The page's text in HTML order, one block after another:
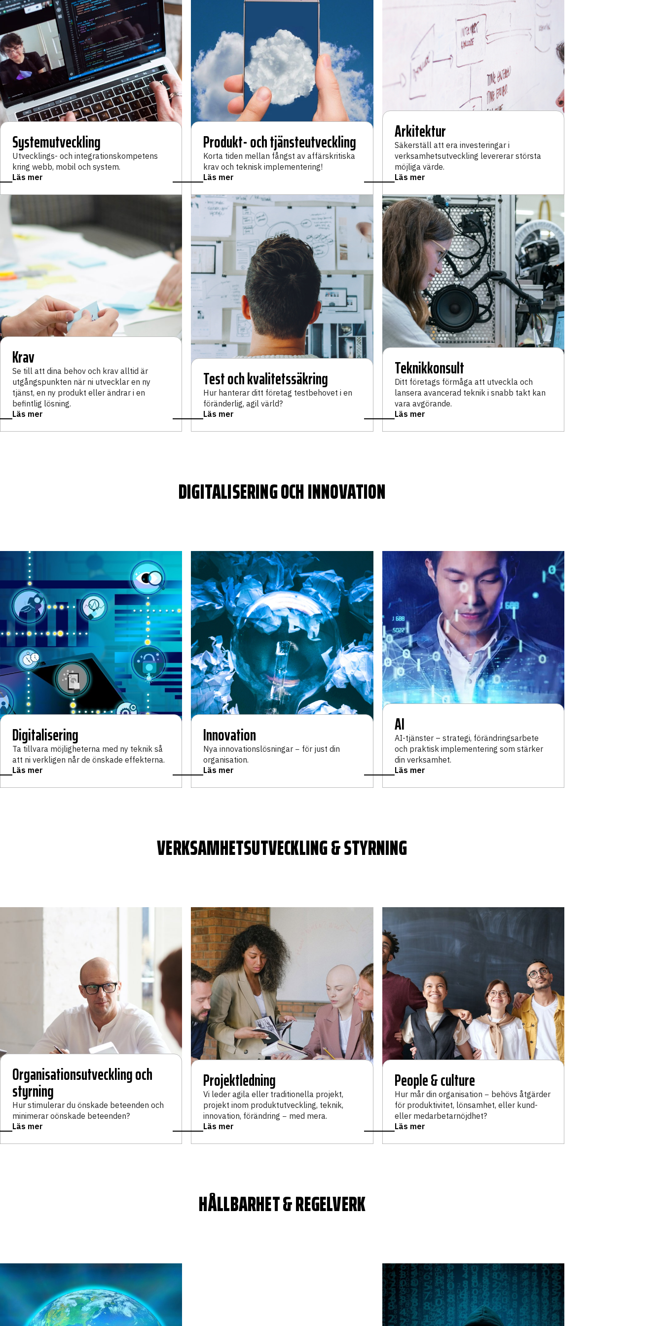
Systemutveckling
Utvecklings- och integrationskompetens
kring webb, mobil och system.
Läs mer
Produkt- och tjänsteutveckling
Korta tiden mellan fångst av affärskritiska
krav och teknisk implementering!
Läs mer
Arkitektur
Säkerställ att era investeringar i
verksamhetsutveckling levererar största
möjliga värde.
Läs mer
Krav
Se till att dina behov och krav alltid är
utgångspunkten när ni utvecklar en ny
tjänst, en ny produkt eller ändrar i en
befintlig lösning.
Läs mer
Test och kvalitetssäkring
Hur hanterar ditt företag testbehovet i en
föränderlig, agil värld?
Läs mer
Teknikkonsult
Ditt företags förmåga att utveckla och
lansera avancerad teknik i snabb takt kan
vara avgörande.
Läs mer
DIGITALISERING OCH INNOVATION
Digitalisering
Ta tillvara möjligheterna med ny teknik så
att ni verkligen når de önskade effekterna.
Läs mer
Innovation
Nya innovationslösningar − för just din
organisation.
Läs mer
AI
AI-tjänster – strategi, förändringsarbete
och praktisk implementering som stärker
din verksamhet.
Läs mer
VERKSAMHETSUTVECKLING & STYRNING
Organisationsutveckling och
styrning
Hur stimulerar du önskade beteenden och
minimerar oönskade beteenden?
Läs mer
Projektledning
Vi leder agila eller traditionella projekt,
projekt inom produktutveckling, teknik,
innovation, förändring − med mera.
Läs mer
People & culture
Hur mår din organisation − behövs åtgärder
för produktivitet, lönsamhet, eller kund-
eller medarbetarnöjdhet?
Läs mer
HÅLLBARHET & REGELVERK